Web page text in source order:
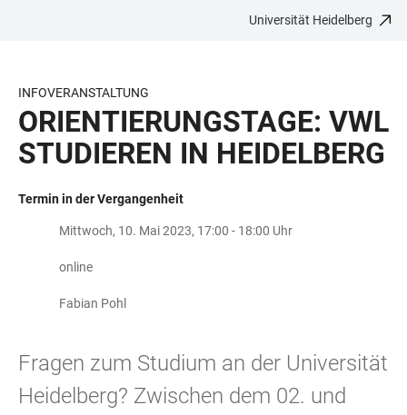
BARRIEREFREIHEIT
Universität Heidelberg
INFOVERANSTALTUNG
ORIENTIERUNGSTAGE: VWL
STUDIEREN IN HEIDELBERG
Termin in der Vergangenheit
Mittwoch, 10. Mai 2023, 17:00 - 18:00 Uhr
online
Fabian Pohl
Fragen zum Studium an der Universität
Heidelberg? Zwischen dem 02. und